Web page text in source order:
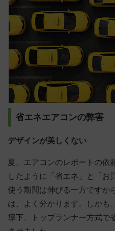
省エネエアコンの弊害
デザインが美しくない
夏、エアコンのレポートの依
したように「省エネ」と「お
使う期間は伸びる一方ですか
は、よく分かります。しかも
導下、トップランナー方式で